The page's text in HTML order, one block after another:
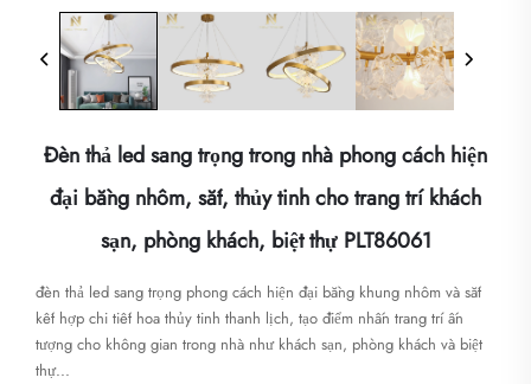
Đèn thả led sang trọng trong nhà phong cách hiện
đại bằng nhôm, sắt, thủy tinh cho trang trí khách
sạn, phòng khách, biệt thự PLT86061
đèn thả led sang trọng phong cách hiện đại bằng khung nhôm và sắt
kết hợp chi tiết hoa thủy tinh thanh lịch, tạo điểm nhấn trang trí ấn
tượng cho không gian trong nhà như khách sạn, phòng khách và biệt
thự...